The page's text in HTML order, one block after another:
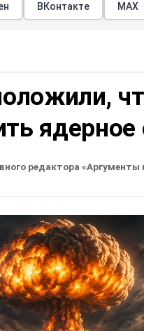
ВКонтакте МАХ
ядерное
редактора